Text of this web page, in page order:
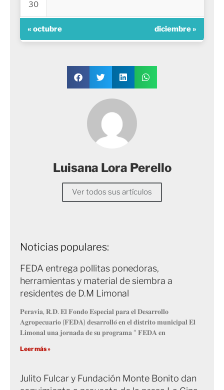
30
« octubre diciembre »
Luisana Lora Perello
Ver todos sus artículos
Noticias populares:
FEDA entrega pollitas ponedoras,
herramientas y material de siembra a
residentes de D.M Limonal
𝐏𝐞𝐫𝐚𝐯𝐢𝐚, 𝐑.𝐃. 𝐄𝐥 𝐅𝐨𝐧𝐝𝐨 𝐄𝐬𝐩𝐞𝐜𝐢𝐚𝐥 𝐩𝐚𝐫𝐚 𝐞𝐥 𝐃𝐞𝐬𝐚𝐫𝐫𝐨𝐥𝐥𝐨
𝐀𝐠𝐫𝐨𝐩𝐞𝐜𝐮𝐚𝐫𝐢𝐨 (𝐅𝐄𝐃𝐀) 𝐝𝐞𝐬𝐚𝐫𝐫𝐨𝐥𝐥𝐨́ 𝐞𝐧 𝐞𝐥 𝐝𝐢𝐬𝐭𝐫𝐢𝐭𝐨 𝐦𝐮𝐧𝐢𝐜𝐢𝐩𝐚𝐥 𝐄𝐥
𝐋𝐢𝐦𝐨𝐧𝐚𝐥 𝐮𝐧𝐚 𝐣𝐨𝐫𝐧𝐚𝐝𝐚 𝐝𝐞 𝐬𝐮 𝐩𝐫𝐨𝐠𝐫𝐚𝐦𝐚 “ 𝐅𝐄𝐃𝐀 𝐞𝐧
Leer más »
Julito Fulcar y Fundación Monte Bonito dan